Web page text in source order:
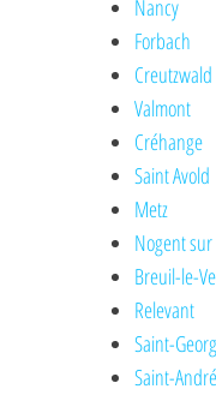
Nancy
Forbach
Creutzwald
Valmont
Créhange
Saint Avold
Metz
Nogent sur
Breuil-le-
Relevant
Saint-
Saint-